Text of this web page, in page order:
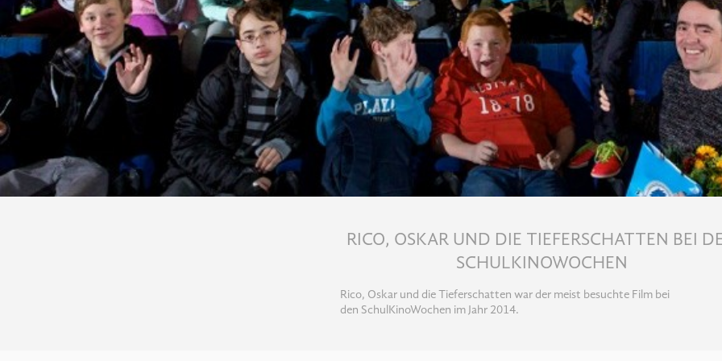
RICO, OSKAR UND DIE TIEFERSCHATTEN BEI
SCHULKINOWOCHEN
Rico, Oskar und die Tieferschatten war der meist besuchte Film bei
den SchulKinoWochen im Jahr 2014.